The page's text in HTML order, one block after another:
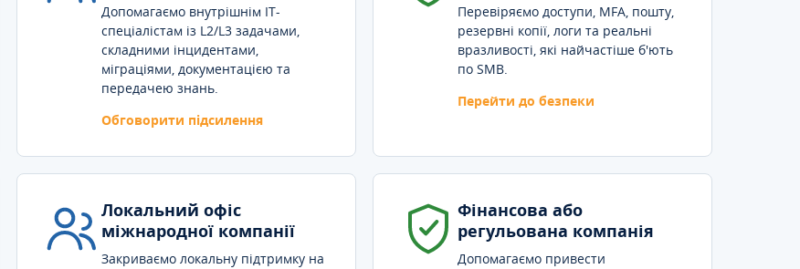
Допомагаємо внутрішнім IT-
спеціалістам із L2/L3 задачами,
складними інцидентами,
міграціями, документацією та
передачею знань.
Обговорити підсилення
Перевіряємо доступи, MFA, пошту,
резервні копії, логи та реальні
вразливості, які найчастіше б'ють
по SMB.
Перейти до безпеки
Локальний офіс
міжнародної компанії
Закриваємо локальну підтримку на
Фінансова або
регульована компанія
Допомагаємо привести